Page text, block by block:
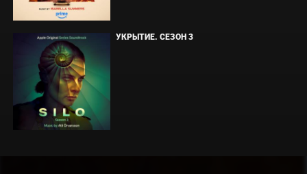
УКРЫТИЕ. СЕЗОН 3